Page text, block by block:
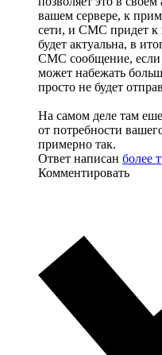
вашем сервере, к
сети, и СМС придет к
будет актуальна, в
СМС сообщение, если
может набежать
просто не будет
На самом деле там
от потребности
примерно так.
Ответ написан более
Комментировать